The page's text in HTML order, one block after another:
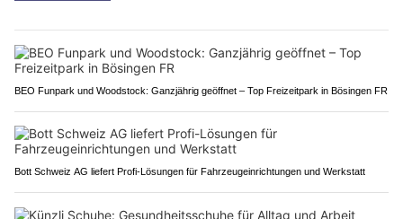
BEO Funpark und Woodstock: Ganzjährig geöffnet – Top Freizeitpark in Bösingen FR
Bott Schweiz AG liefert Profi-Lösungen für Fahrzeugeinrichtungen und Werkstatt